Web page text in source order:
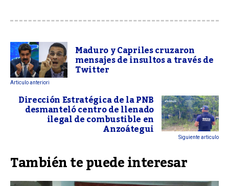
Maduro y Capriles cruzaron
mensajes de insultos a través de
Twitter
Articulo anteriori
Dirección Estratégica de la PNB
desmanteló centro de llenado
ilegal de combustible en
Anzoátegui Siguiente articulo
También te puede interesar